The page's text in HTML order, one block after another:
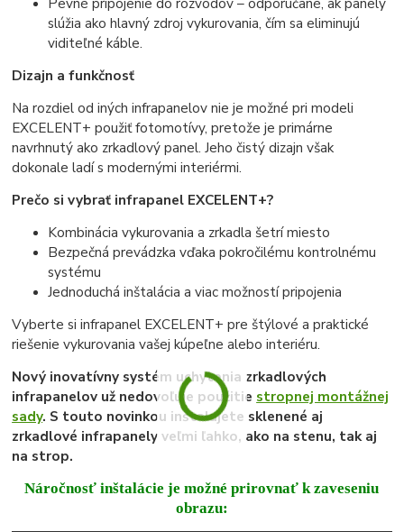
slúžia ako hlavný zdroj vykurovania, čím sa eliminujú
viditeľné káble.
Dizajn a funkčnosť
Na rozdiel od iných infrapanelov nie je možné pri modeli
EXCELENT+ použiť fotomotívy, pretože je primárne
navrhnutý ako zrkadlový panel. Jeho čistý dizajn však
dokonale ladí s modernými interiérmi.
Prečo si vybrať infrapanel EXCELENT+?
Kombinácia vykurovania a zrkadla šetrí miesto
Bezpečná prevádzka vďaka pokročilému kontrolnému
systému
Jednoduchá inštalácia a viac možností pripojenia
Vyberte si infrapanel EXCELENT+ pre štýlové a praktické
riešenie vykurovania vašej kúpeľne alebo interiéru.
Nový inovatívny systém uchytenia zrkadlových
infrapanelov už nedovoľuje použitie stropnej montážnej
sady. S touto novinkou inštalujete sklenené aj
zrkadlové infrapanely veľmi ľahko, ako na stenu, tak aj
na strop.
Náročnosť inštalácie je možné prirovnať k zaveseniu
obrazu: